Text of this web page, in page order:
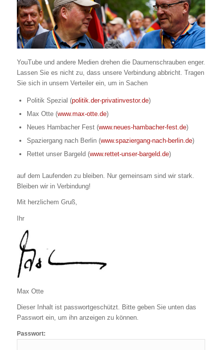
YouTube und andere Medien drehen die Daumenschrauben enger.
Lassen Sie es nicht zu, dass unsere Verbindung abbricht. Tragen
Sie sich in unsern Verteiler ein, um in Sachen
Politik Spezial (politik.der-privatinvestor.de)
Max Otte (www.max-otte.de)
Neues Hambacher Fest (www.neues-hambacher-fest.de)
Spaziergang nach Berlin (www.spaziergang-nach-berlin.de)
Rettet unser Bargeld (www.rettet-unser-bargeld.de)
auf dem Laufenden zu bleiben. Nur gemeinsam sind wir stark.
Bleiben wir in Verbindung!
Mit herzlichem Gruß,
Ihr
Max Otte
Dieser Inhalt ist passwortgeschützt. Bitte geben Sie unten das
Passwort ein, um ihn anzeigen zu können.
Passwort: